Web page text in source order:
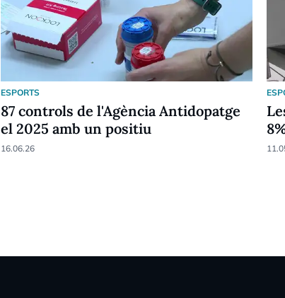
ESPORTS
87 controls de l'Agència Antidopatge
el 2025 amb un positiu
16.06.26